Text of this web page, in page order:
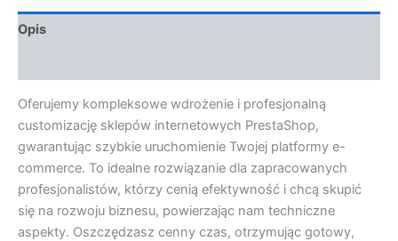
Opis
Oferujemy kompleksowe wdrożenie i profesjonalną
customizację sklepów internetowych PrestaShop,
gwarantując szybkie uruchomienie Twojej platformy e-
commerce. To idealne rozwiązanie dla zapracowanych
profesjonalistów, którzy cenią efektywność i chcą skupić
się na rozwoju biznesu, powierzając nam techniczne
aspekty. Oszczędzasz cenny czas, otrzymując gotowy,